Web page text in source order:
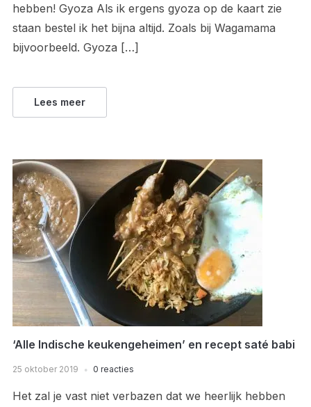
hebben! Gyoza Als ik ergens gyoza op de kaart zie
staan bestel ik het bijna altijd. Zoals bij Wagamama
bijvoorbeeld. Gyoza […]
Lees meer
‘Alle Indische keukengeheimen’ en recept saté babi
25 oktober 2019 0 reacties
Het zal je vast niet verbazen dat we heerlijk hebben